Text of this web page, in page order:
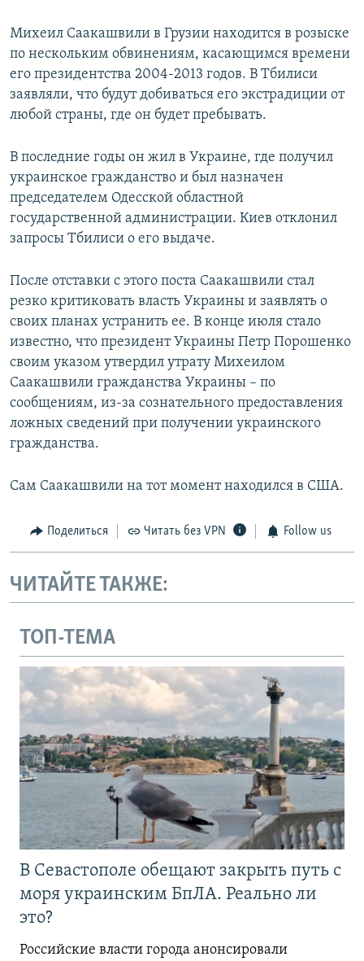
Михеил Саакашвили в Грузии находится в розыске
по нескольким обвинениям, касающимся времени
его президентства 2004-2013 годов. В Тбилиси
заявляли, что будут добиваться его экстрадиции от
любой страны, где он будет пребывать.
В последние годы он жил в Украине, где получил
украинское гражданство и был назначен
председателем Одесской областной
государственной администрации. Киев отклонил
запросы Тбилиси о его выдаче.
После отставки с этого поста Саакашвили стал
резко критиковать власть Украины и заявлять о
своих планах устранить ее. В конце июля стало
известно, что президент Украины Петр Порошенко
своим указом утвердил утрату Михеилом
Саакашвили гражданства Украины – по
сообщениям, из-за сознательного предоставления
ложных сведений при получении украинского
гражданства.
Сам Саакашвили на тот момент находился в США.
Поделиться Читать без VPN Follow us
ЧИТАЙТЕ ТАКЖЕ:
ТОП-ТЕМА
В Севастополе обещают закрыть путь с
моря украинским БпЛА. Реально ли
это?
Российские власти города анонсировали